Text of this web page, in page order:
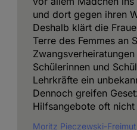
und dort gegen ihren
Deshalb klärt die
Terre des Femmes an
Schülerinnen und
Lehrkräfte ein
Dennoch greifen
Hilfsangebote oft
Moritz Pieczewski-